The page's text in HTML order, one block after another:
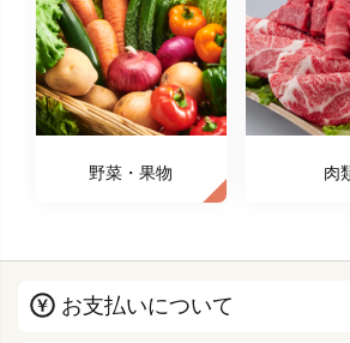
野菜・果物 肉
お支払いについて